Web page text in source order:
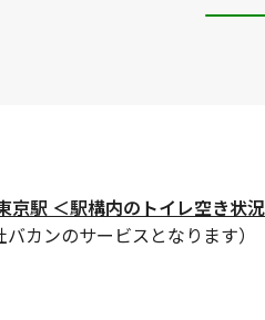
京駅 ＜駅構内のトイレ空き状
カンのサービスとなります）